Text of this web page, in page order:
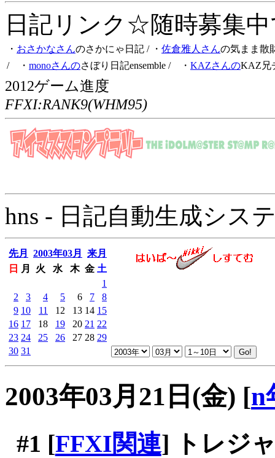
日記リンク☆随時募集
・ おさかなさんのさかにゃ日記 / ・ 佐倉雅人さんの気まま散
/ ・ monoさんのさぼり日記ensemble / ・ KAZさんのKAZ兄
2012ゲーム進度
FFXI:RANK9(WHM95)
hns - 日記自動生成シス
先月 2003年03月
来月
日
月 火 水 木 金 土
1
2
3 4 5 6 7
8
9 10 11 12 13 14 15
16 17 18 19 20 21 22
23 24 25 26 27 28 29
30 31
2003年03月21日(金) [n
#1 [FFXI関連] トレジ